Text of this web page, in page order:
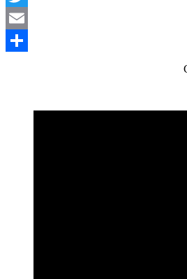
Twitter
Email